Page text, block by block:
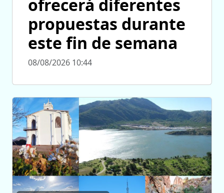
ofrecerá diferentes
propuestas durante
este fin de semana
08/08/2026 10:44